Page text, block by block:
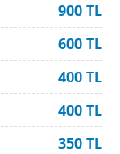
900 TL
600 TL
400 TL
400 TL
350 TL